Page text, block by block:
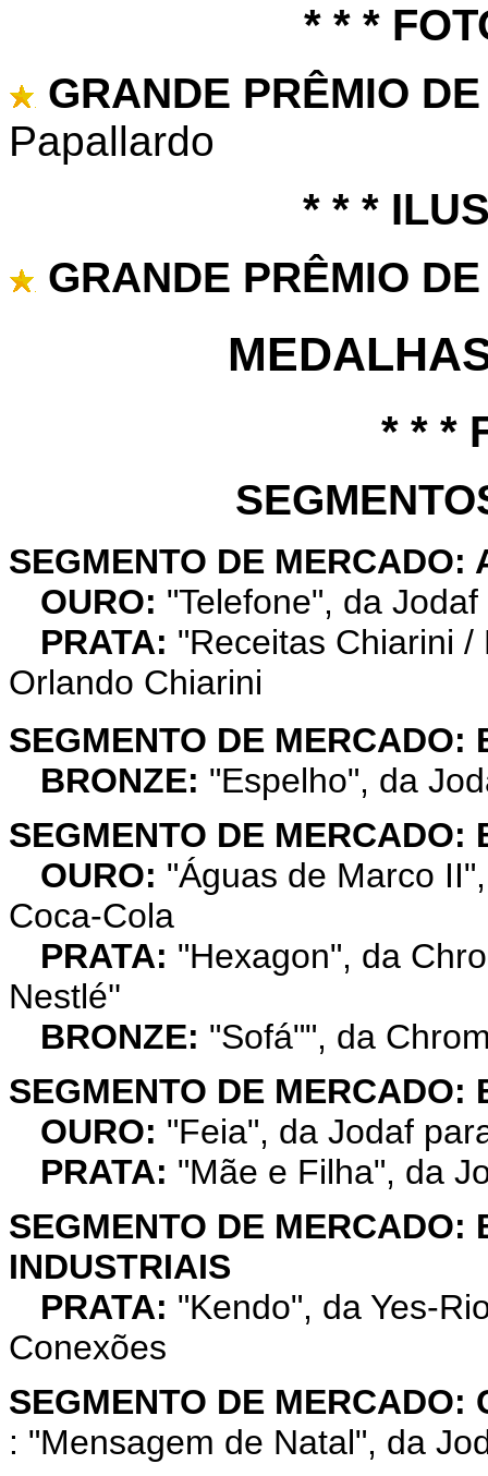
* * *
GRANDE PRÊMIO
Papallardo
* * *
GRANDE PRÊMIO
* * *
SEGMENTO DE MERCADO:
OURO: "Telefone", da
PRATA: "Receitas Chiarini
Orlando Chiarini
SEGMENTO DE
BRONZE: "Espelho", da
SEGMENTO DE
OURO: "Águas de Marco
Coca-Cola
PRATA: "Hexagon", da
Nestlé''
BRONZE: "Sofá"", da
SEGMENTO DE MERCADO:
OURO: "Feia", da Jodaf
PRATA: "Mãe e Filha", da
SEGMENTO DE
INDUSTRIAIS
PRATA: "Kendo", da Yes-
Conexões
SEGMENTO DE MERCADO:
: "Mensagem de Natal", da